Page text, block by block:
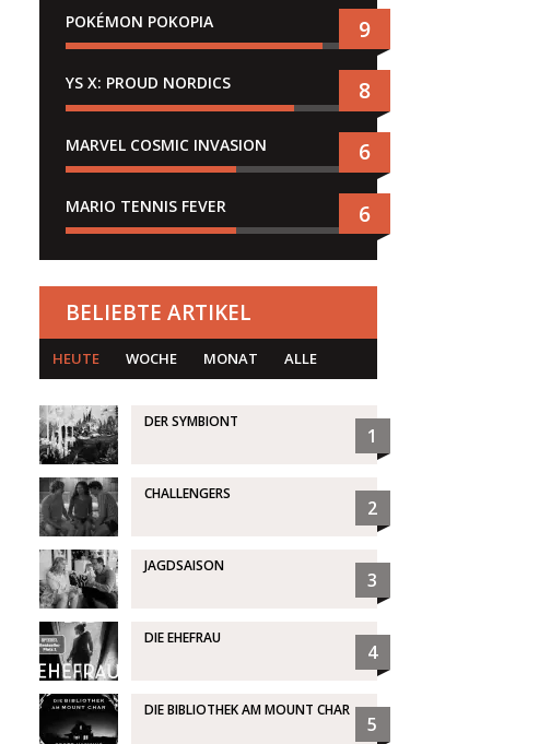
POKÉMON POKOPIA 9
YS X: PROUD NORDICS 8
MARVEL COSMIC INVASION 6
MARIO TENNIS FEVER 6
BELIEBTE ARTIKEL
HEUTE WOCHE MONAT ALLE
DER SYMBIONT
1
CHALLENGERS
2
JAGDSAISON
3
DIE EHEFRAU
4
DIE BIBLIOTHEK AM MOUNT CHAR
5